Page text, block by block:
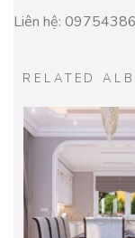
Liên hệ:
RELATED